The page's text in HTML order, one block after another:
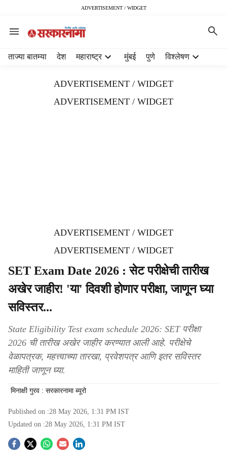
ADVERTISEMENT / WIDGET
ताज्या बातम्या देश महाराष्ट्र मुंबई पुणे विश्लेषण
ADVERTISEMENT / WIDGET
ADVERTISEMENT / WIDGET
ADVERTISEMENT / WIDGET
ADVERTISEMENT / WIDGET
SET Exam Date 2026 : सेट परीक्षेची तारीख
अखेर जाहीर! 'या' दिवशी होणार परीक्षा, जाणून घ्या
सविस्तर...
State Eligibility Test exam schedule 2026: SET परीक्षा
2026 ची तारीख अखेर जाहीर करण्यात आली आहे. परीक्षेचे
वेळापत्रक, महत्त्वाच्या तारखा, प्रवेशपत्र आणि इतर सविस्तर
माहिती जाणून घ्या.
मिनाक्षी गुरव : सरकारनामा ब्यूरो
Published on :28 May 2026, 1:31 PM IST
Updated on :28 May 2026, 1:31 PM IST
S